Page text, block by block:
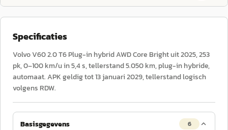
Specificaties
Volvo V60 2.0 T6 Plug-in hybrid AWD Core Bright uit 2025, 253
pk, 0–100 km/u in 5,4 s, tellerstand 5.050 km, plug-in hybride,
automaat. APK geldig tot 13 januari 2029, tellerstand logisch
volgens RDW.
Basisgegevens 6